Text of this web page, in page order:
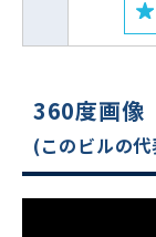
360度画像
(このビルの